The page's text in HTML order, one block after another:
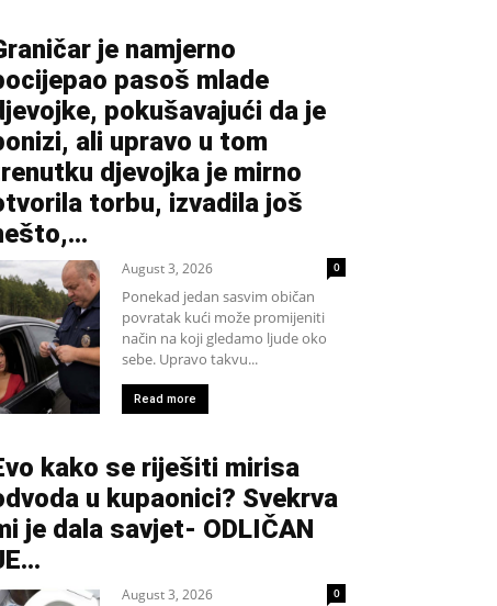
je namjerno
pasoš mlade
pokušavajući da je
ali upravo u tom
djevojka je mirno
torbu, izvadila još
August 3, 2026 0
Ponekad jedan sasvim običan
povratak kući može promijeniti
način na koji gledamo ljude oko
sebe. Upravo takvu...
Read more
kako se riješiti mirisa
u kupaonici? Svekrva
je dala savjet- ODLIČAN
August 3, 2026 0